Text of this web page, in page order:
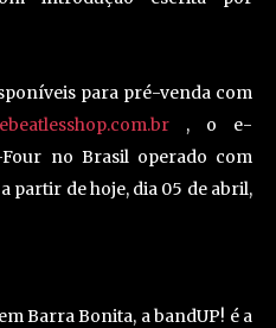
para pré-venda com
, o e-
no Brasil operado com
partir de hoje, dia 05 de abril,
Barra Bonita, a bandUP! é a